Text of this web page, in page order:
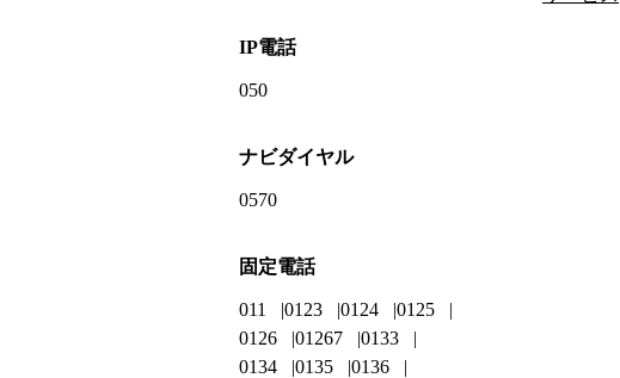
IP電話
050
ナビダイヤル
0570
固定電話
011 0123 0124
0125
0126
01267
0133
0134
0135
0136